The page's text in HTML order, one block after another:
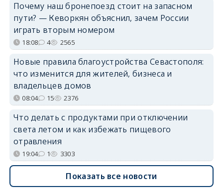
Почему наш бронепоезд стоит на запасном
пути? — Кеворкян объяснил, зачем России
играть вторым номером
18:08 4 2565
Новые правила благоустройства Севастополя:
что изменится для жителей, бизнеса и
владельцев домов
08:04 15 2376
Что делать с продуктами при отключении
света летом и как избежать пищевого
отравления
19:04 1 3303
Показать все новости